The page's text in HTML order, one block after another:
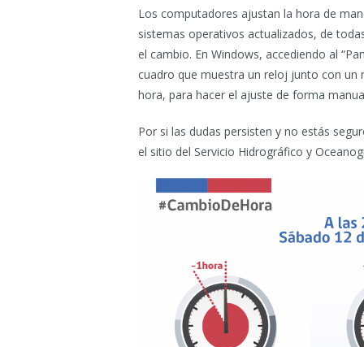
Los computadores ajustan la hora de
sistemas operativos actualizados, de
el cambio. En Windows, accediendo al
cuadro que muestra un reloj junto con
hora, para hacer el ajuste de forma
Por si las dudas persisten y no estás
el sitio del Servicio Hidrográfico y